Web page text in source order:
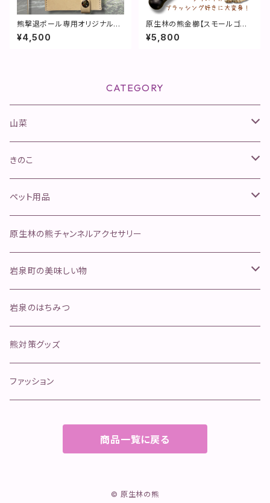
熊撃退ポール専用オリジナルカ
バー(ロゴ入り)
¥4,500
原生林の熊金櫛【スモールゴロ
ゴロCQ】
¥5,800
CATEGORY
山菜
山菜きのこセット
ネマガリタケセット
ふきのとう
行者にんにく
きのこ
松茸
舞茸
そのほかのきのこ
ペット用品
金櫛
ペットフード
ジャーキー
ボイル
手作り本革安全首環
マグロ寄り返しリード
オールステンレスリード
原生林の熊チャンネルアクセサリー
岩泉町の美味しい物
天然岩魚
岩泉ヨーグルト
イタチハギの蜂蜜
岩泉のはちみつ
熊対策グッズ
ファッション
商品一覧に戻る
© 原生林の熊